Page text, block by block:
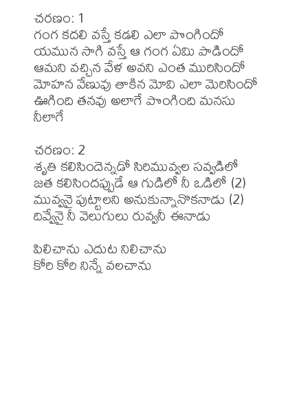
చరణం: 1
గంగ కదలి వస్తే కడలి ఎలా పొంగిందో
యమున సాగి వస్తే ఆ గంగ ఏమి పాడిందో
ఆమని వచ్చిన వేళ అవని ఎంత మురిసిందో
మోహన వేణువు తాకిన మోవి ఎలా మెరిసిందో
ఊగింది తనవు అలాగే పొంగింది మనసు
నీలాగే
చరణం: 2
శృతి కలిసిందెన్నడో సిరిమువ్వల సవ్వడిలో
జత కలిసిందప్పుడే ఆ గుడిలో నీ ఒడిలో (2)
మువ్వనై పుట్టాలని అనుకున్నానొకనాడు (2)
దివ్వేనై నీ వెలుగులు రువ్వనీ ఈనాడు
పిలిచాను ఎదుట నిలిచాను
కోరి కోరి నిన్నే వలచాను